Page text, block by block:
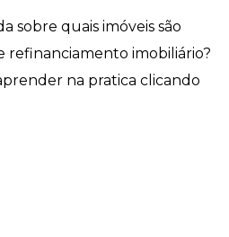
sobre quais imóveis são
refinanciamento imobiliário?
na pratica clicando